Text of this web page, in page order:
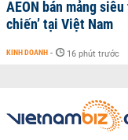
AEON bán mảng
chiến’ tại Việt Nam
KINH DOANH - 16 phút trước